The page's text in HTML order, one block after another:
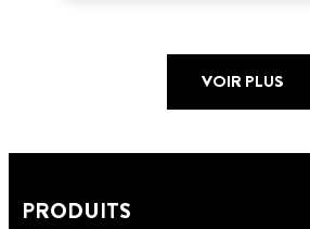
VOIR PLUS
PRODUITS